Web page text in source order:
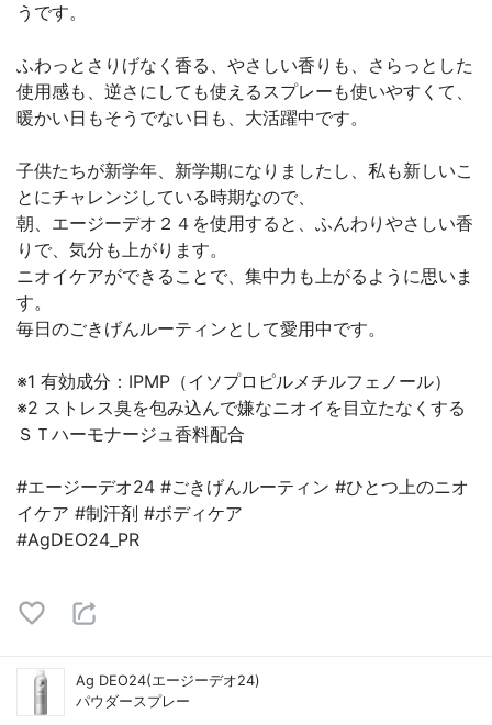
うです。
ふわっとさりげなく香る、やさしい香りも、さらっとした
使用感も、逆さにしても使えるスプレーも使いやすくて、
暖かい日もそうでない日も、大活躍中です。
子供たちが新学年、新学期になりましたし、私も新しいこ
とにチャレンジしている時期なので、
朝、エージーデオ２４を使用すると、ふんわりやさしい香
りで、気分も上がります。
ニオイケアができることで、集中力も上がるように思いま
す。
毎日のごきげんルーティンとして愛用中です。
※1 有効成分：IPMP（イソプロピルメチルフェノール）
※2 ストレス臭を包み込んで嫌なニオイを目立たなくする
ＳＴハーモナージュ香料配合
#エージーデオ24 #ごきげんルーティン #ひとつ上のニオ
イケア #制汗剤 #ボディケア
#AgDEO24_PR
Ag DEO24(エージーデオ24)
パウダースプレー